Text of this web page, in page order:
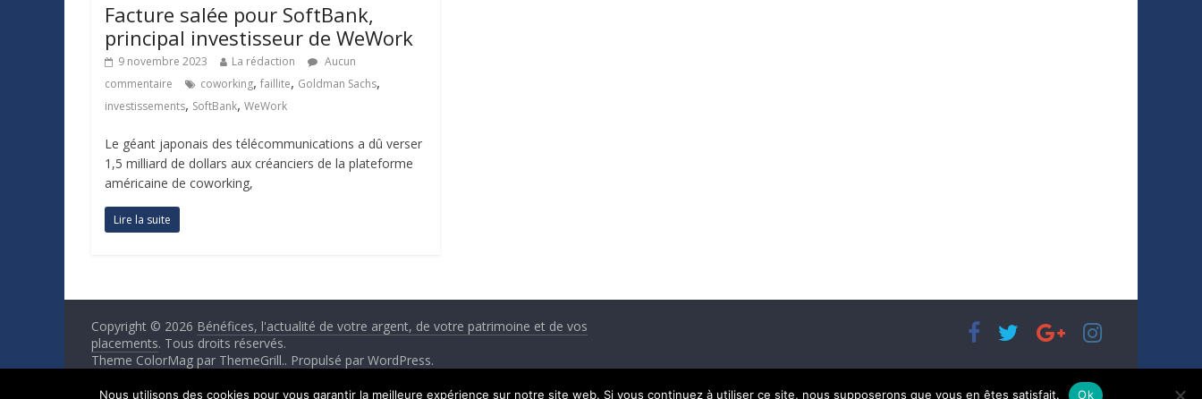
Facture salée pour SoftBank,
principal investisseur de WeWork
9 novembre 2023 La rédaction
Aucun
commentaire
coworking, faillite, Goldman Sachs,
investissements, SoftBank, WeWork
Le géant japonais des télécommunications a dû verser
1,5 milliard de dollars aux créanciers de la plateforme
américaine de coworking,
Lire la suite
Copyright © 2026 Bénéfices, l'actualité de votre argent, de votre patrimoine et de vos
placements. Tous droits réservés.
Theme ColorMag par ThemeGrill.. Propulsé par WordPress.
Nous utilisons des cookies pour vous garantir la meilleure expérience sur notre site web. Si vous continuez à utiliser ce site, nous supposerons que vous en êtes satisfait. Ok